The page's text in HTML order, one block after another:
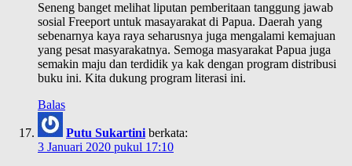
Seneng banget melihat liputan pemberitaan tanggung jawab
sosial Freeport untuk masayarakat di Papua. Daerah yang
sebenarnya kaya raya seharusnya juga mengalami kemajuan
yang pesat masyarakatnya. Semoga masyarakat Papua juga
semakin maju dan terdidik ya kak dengan program distribusi
buku ini. Kita dukung program literasi ini.
Balas
Putu Sukartini berkata:
3 Januari 2020 pukul 17:10